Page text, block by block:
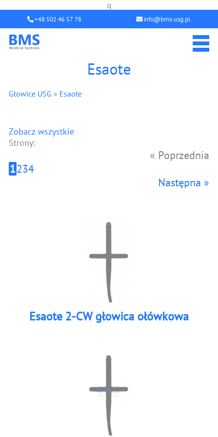
q
+48 502 46 57 78 info@bms-usg.pl
Esaote
Głowice USG » Esaote
Zobacz wszystkie
Strony:
« Poprzednia
1234
Następna »
Esaote 2-CW głowica ołówkowa